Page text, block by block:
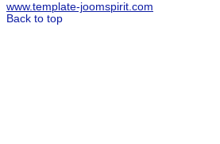
www.template-joomspirit.com
Back to top